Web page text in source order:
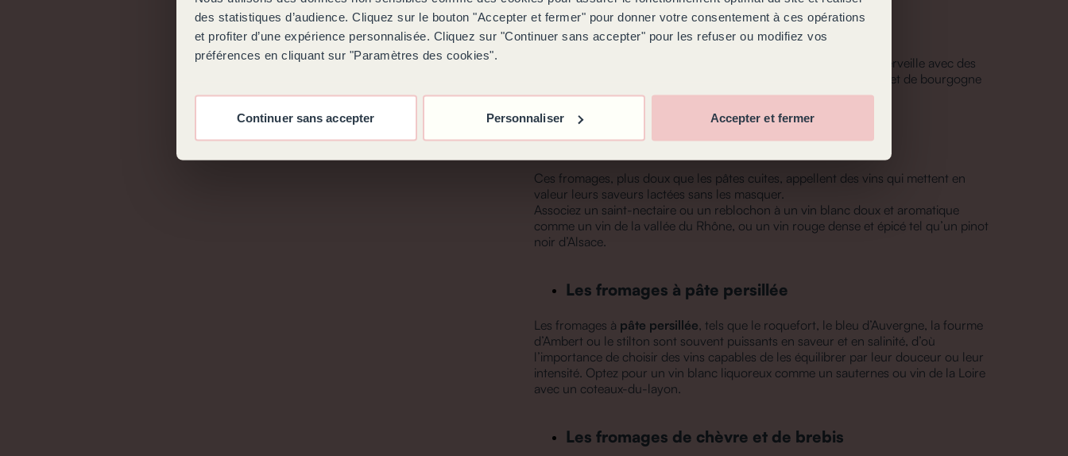
des statistiques d’audience. Cliquez sur le bouton "Accepter et fermer" pour donner votre consentement à ces opérations
et profiter d’une expérience personnalisée. Cliquez sur "Continuer sans accepter" pour les refuser ou modifiez vos
préférences en cliquant sur "Paramètres des cookies".
Continuer sans accepter Personnaliser Accepter et fermer
Les fromages à pâte pressée cuite
Les gruyères, emmentals, beauforts et cheddars s’accordent à merveille avec des
vins blancs gras et aromatiques, comme un chassagne-montrachet de bourgogne
ou un cabernet sauvignon californien.
Les fromages à pâte pressée non cuite
Ces fromages, plus doux que les pâtes cuites, appellent des vins qui mettent en
valeur leurs saveurs lactées sans les masquer.
Associez un saint-nectaire ou un reblochon à un vin blanc doux et aromatique
comme un vin de la vallée du Rhône, ou un vin rouge dense et épicé tel qu’un pinot
noir d’Alsace.
Les fromages à pâte persillée
Les fromages à pâte persillée, tels que le roquefort, le bleu d’Auvergne, la fourme
d’Ambert ou le stilton sont souvent puissants en saveur et en salinité, d’où
l’importance de choisir des vins capables de les équilibrer par leur douceur ou leur
intensité. Optez pour un vin blanc liquoreux comme un sauternes ou vin de la Loire
avec un coteaux-du-layon.
Les fromages de chèvre et de brebis